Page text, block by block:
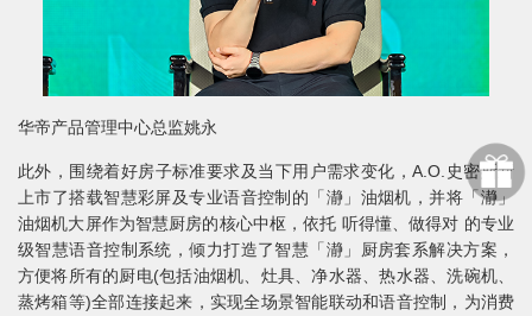
华帝产品管理中心总监姚永
此外，围绕着好房子标准要求及当下用户需求变化，A.O.史密斯新
上市了搭载智慧彩屏及专业语音控制的「瀞」油烟机，并将「瀞」
油烟机大屏作为智慧厨房的核心中枢，依托 听得懂、做得对 的专业
级智慧语音控制系统，倾力打造了智慧「瀞」厨房套系解决方案，
方便将所有的厨电(包括油烟机、灶具、净水器、热水器、洗碗机、
蒸烤箱等)全部连接起来，实现全场景智能联动和语音控制，为消费